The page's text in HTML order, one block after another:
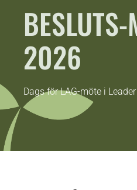
BESLUTS-
2026
Dags för LAG-möte i